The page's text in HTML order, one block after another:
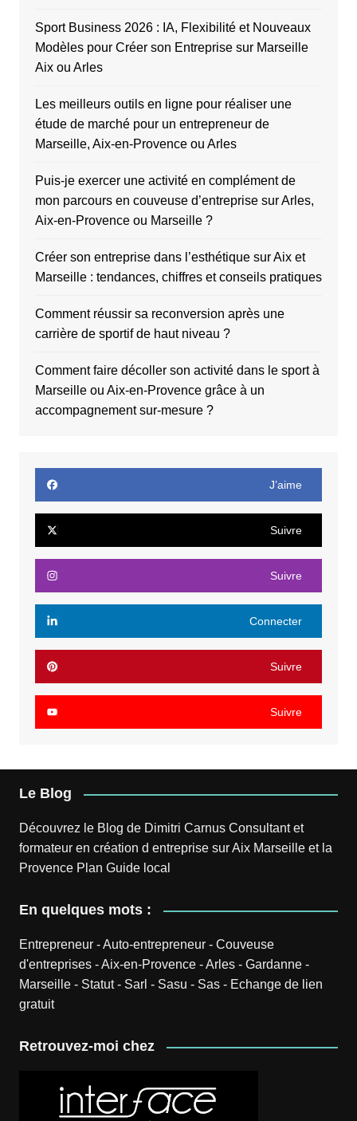
Sport Business 2026 : IA, Flexibilité et Nouveaux
Modèles pour Créer son Entreprise sur Marseille
Aix ou Arles
Les meilleurs outils en ligne pour réaliser une
étude de marché pour un entrepreneur de
Marseille, Aix-en-Provence ou Arles
Puis-je exercer une activité en complément de
mon parcours en couveuse d’entreprise sur Arles,
Aix-en-Provence ou Marseille ?
Créer son entreprise dans l’esthétique sur Aix et
Marseille : tendances, chiffres et conseils pratiques
Comment réussir sa reconversion après une
carrière de sportif de haut niveau ?
Comment faire décoller son activité dans le sport à
Marseille ou Aix-en-Provence grâce à un
accompagnement sur-mesure ?
J’aime
Suivre
Suivre
Connecter
Suivre
Suivre
Le Blog
Découvrez le Blog de Dimitri CarnusConsultant et
formateur en création d entreprise sur Aix Marseille et la
Provence Plan Guide local
En quelques mots :
Entrepreneur-Auto-entrepreneur- Couveuse
d'entreprises-Aix-en-Provence-Arles- Gardanne-
Marseille- Statut- Sarl - Sasu - Sas- Echange de lien
gratuit
Retrouvez-moi chez